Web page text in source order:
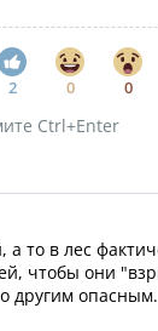
2 0 0
Ctrl+Enter
то в лес
чтобы они
другим опасным.